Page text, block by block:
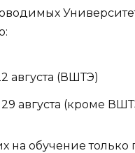
августа (ВШТЭ)
29 августа (кроме
на обучение только